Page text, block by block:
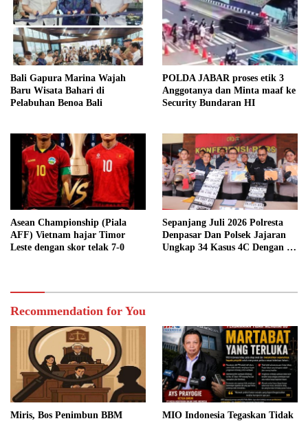
Bali Gapura Marina Wajah
Baru Wisata Bahari di
Pelabuhan Benoa Bali
POLDA JABAR proses etik 3
Anggotanya dan Minta maaf ke
Security Bundaran HI
Asean Championship (Piala
AFF) Vietnam hajar Timor
Leste dengan skor telak 7-0
Sepanjang Juli 2026 Polresta
Denpasar Dan Polsek Jajaran
Ungkap 34 Kasus 4C Dengan 42
Recommendation for You
Miris, Bos Penimbun BBM
MIO Indonesia Tegaskan Tidak